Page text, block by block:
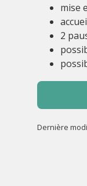
mise
2
Dernière